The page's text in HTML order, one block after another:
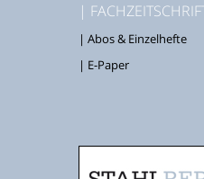
|
| Abos & Einzelhefte
| E-Paper